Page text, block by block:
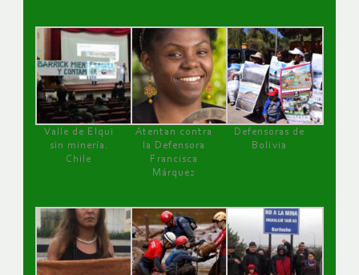
Valle de Elqui
sin minería.
Chile
Atentan contra
la Defensora
Francisca
Márquez
Defensoras de
Bolivia